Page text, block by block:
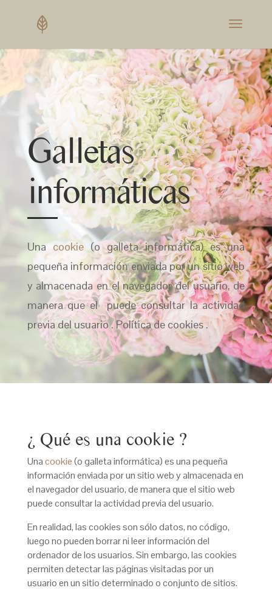
Galletas
informáticas
Unacookie(o galleta informática) es una
pequeña información enviada por un sitio web
y almacenada en el navegador del usuario, de
manera que el puede consultar la actividad
previa del usuario . Política de cookies .
¿ Qué es una cookie ?
Unacookie(o galleta informática) es una pequeña
información enviada por un sitio web y almacenada en
el navegador del usuario, de manera que el sitio web
puede consultar la actividad previa del usuario.
En realidad, las cookies son sólo datos, no código,
luego no pueden borrar ni leer información del
ordenador de los usuarios. Sin embargo, las cookies
permiten detectar las páginas visitadas por un
usuario en un sitio determinado o conjunto de sitios.